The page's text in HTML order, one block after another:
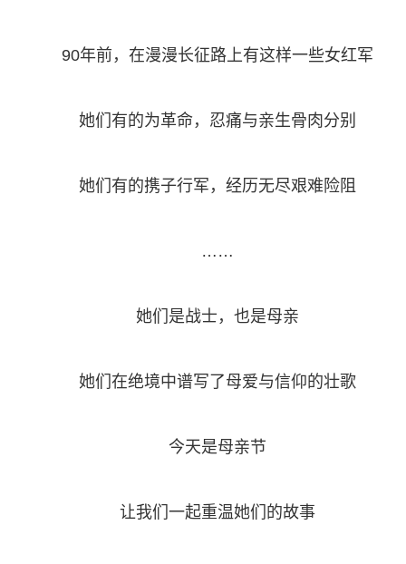
90年前，在漫漫长征路上有这样一些女红军
她们有的为革命，忍痛与亲生骨肉分别
她们有的携子行军，经历无尽艰难险阻
……
她们是战士，也是母亲
她们在绝境中谱写了母爱与信仰的壮歌
今天是母亲节
让我们一起重温她们的故事